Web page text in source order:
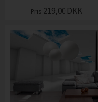
Pris 219,00 DKK